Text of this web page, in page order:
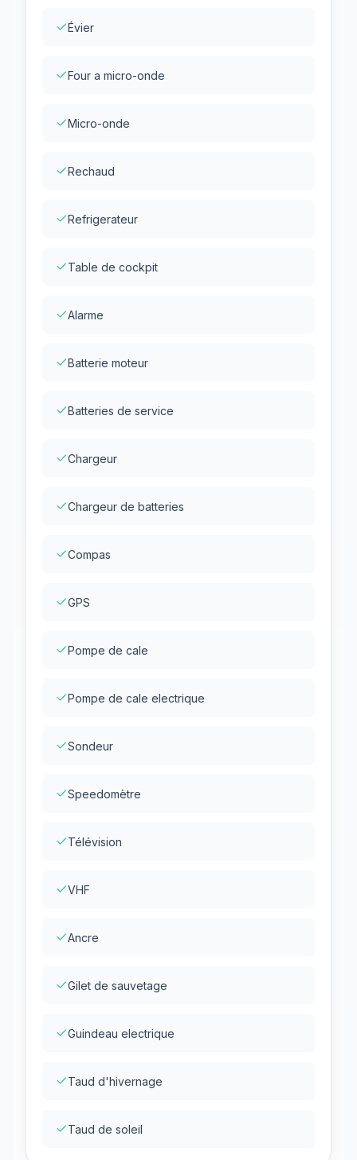
Évier
Four a micro-onde
Micro-onde
Rechaud
Refrigerateur
Table de cockpit
Alarme
Batterie moteur
Batteries de service
Chargeur
Chargeur de batteries
Compas
GPS
Pompe de cale
Pompe de cale electrique
Sondeur
Speedomètre
Télévision
VHF
Ancre
Gilet de sauvetage
Guindeau electrique
Taud d'hivernage
Taud de soleil